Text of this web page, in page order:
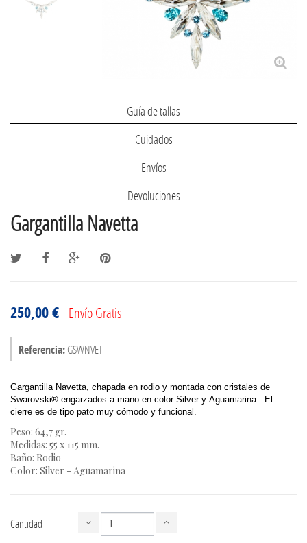
Guía de tallas
Cuidados
Envíos
Devoluciones
Gargantilla Navetta
250,00 € Envío Gratis
Referencia:GSWNVET
Gargantilla Navetta, chapada en rodio y montada con cristales de
Swarovski® engarzados a mano en color Silver y Aguamarina.
El
cierre es de tipo pato muy cómodo y funcional.
Peso: 64,7 gr.
Medidas: 55 x 115 mm.
Baño: Rodio
Color: Silver - Aguamarina
Cantidad